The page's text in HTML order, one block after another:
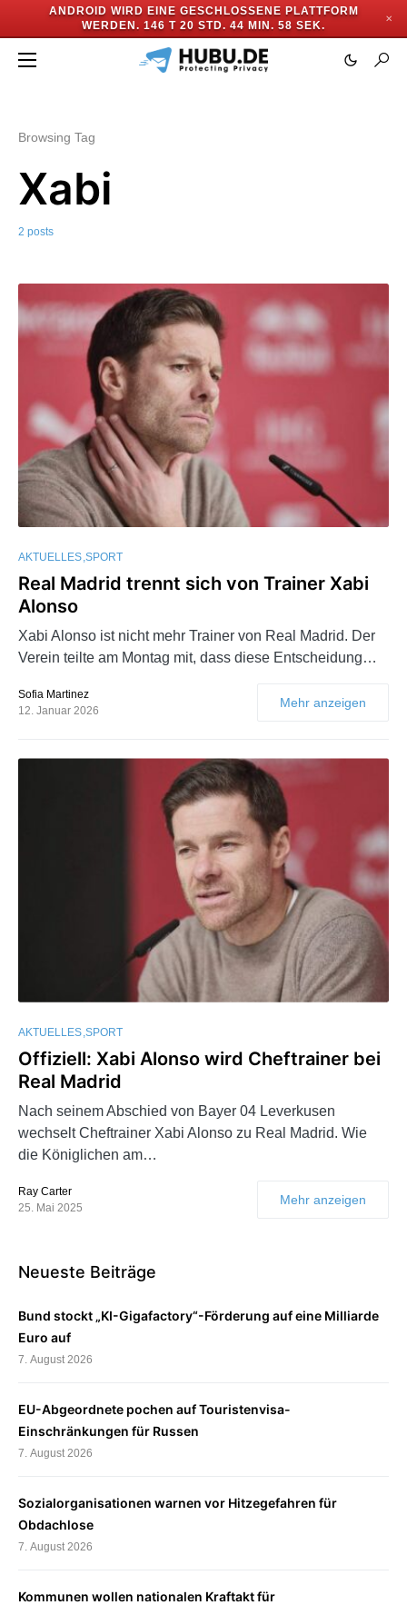
ANDROID WIRD EINE GESCHLOSSENE PLATTFORM
WERDEN. 146 T 20 STD. 44 MIN. 58 SEK.
✕
Browsing Tag
Xabi
2 posts
AKTUELLES SPORT
Real Madrid trennt sich von Trainer Xabi
Alonso
Xabi Alonso ist nicht mehr Trainer von Real Madrid. Der
Verein teilte am Montag mit, dass diese Entscheidung…
Sofia Martinez
12. Januar 2026
Mehr anzeigen
AKTUELLES SPORT
Offiziell: Xabi Alonso wird Cheftrainer bei
Real Madrid
Nach seinem Abschied von Bayer 04 Leverkusen
wechselt Cheftrainer Xabi Alonso zu Real Madrid. Wie
die Königlichen am…
Ray Carter
25. Mai 2025
Mehr anzeigen
Neueste Beiträge
Bund stockt „KI-Gigafactory“-Förderung auf eine Milliarde
Euro auf
7. August 2026
EU-Abgeordnete pochen auf Touristenvisa-
Einschränkungen für Russen
7. August 2026
Sozialorganisationen warnen vor Hitzegefahren für
Obdachlose
7. August 2026
Kommunen wollen nationalen Kraftakt für